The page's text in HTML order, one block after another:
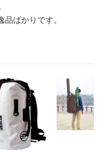
ばかりです。